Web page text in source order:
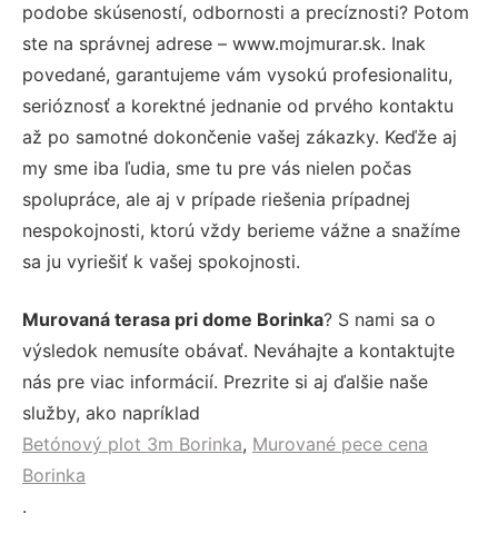
podobe skúseností, odbornosti a precíznosti? Potom
ste na správnej adrese – www.mojmurar.sk. Inak
povedané, garantujeme vám vysokú profesionalitu,
serióznosť a korektné jednanie od prvého kontaktu
až po samotné dokončenie vašej zákazky. Keďže aj
my sme iba ľudia, sme tu pre vás nielen počas
spolupráce, ale aj v prípade riešenia prípadnej
nespokojnosti, ktorú vždy berieme vážne a snažíme
sa ju vyriešiť k vašej spokojnosti.
Murovaná terasa pri dome Borinka? S nami sa o
výsledok nemusíte obávať. Neváhajte a kontaktujte
nás pre viac informácií. Prezrite si aj ďalšie naše
služby, ako napríklad
Betónový plot 3m Borinka, Murované pece cena
Borinka
.